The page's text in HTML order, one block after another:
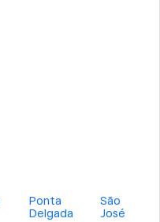
Ponta
Delgada
São
José